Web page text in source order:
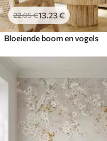
22.05€13 .23€
Bloeiende boom en vogels